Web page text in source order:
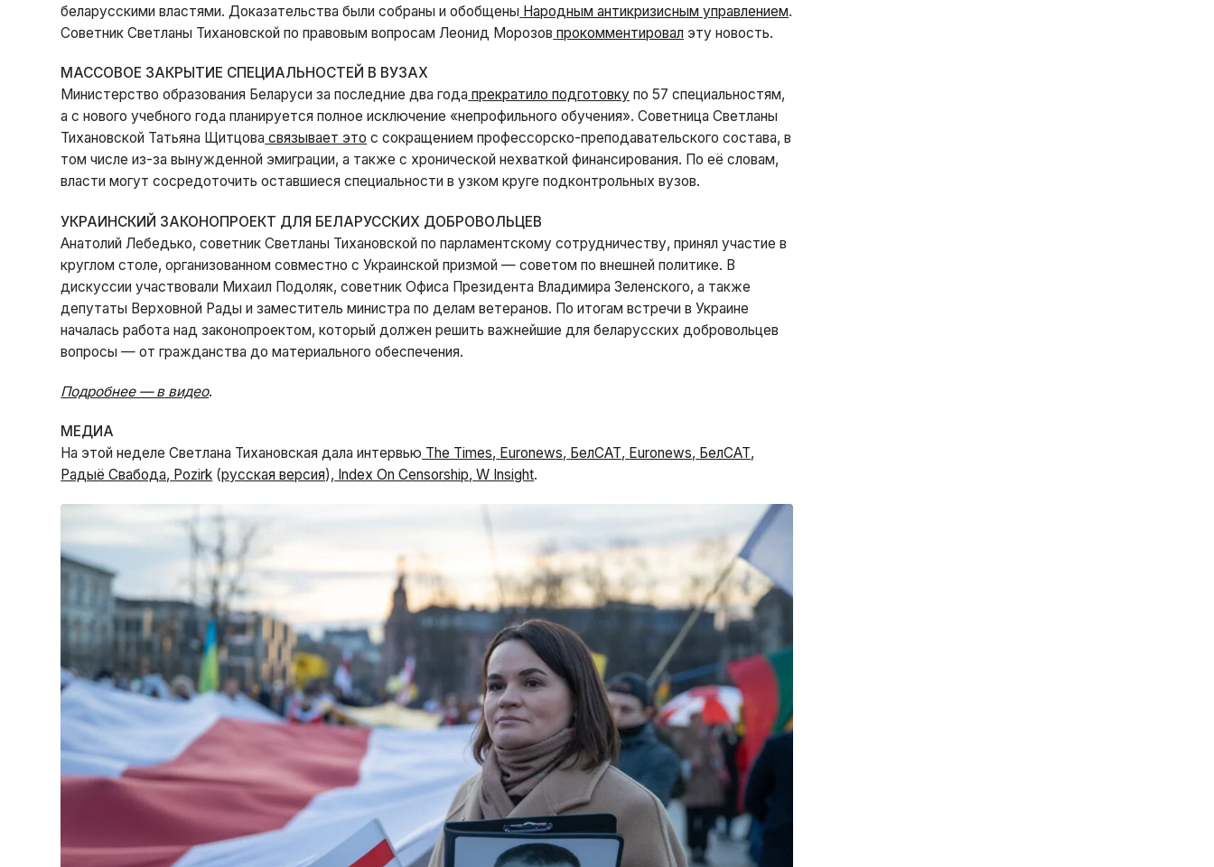
беларусскими властями. Доказательства были собраны и обобщены Народным антикризисным управлением.
Советник Светланы Тихановской по правовым вопросам Леонид Морозов прокомментировал эту новость.
МАССОВОЕ ЗАКРЫТИЕ СПЕЦИАЛЬНОСТЕЙ В ВУЗАХ
Министерство образования Беларуси за последние два года прекратило подготовку по 57 специальностям,
а с нового учебного года планируется полное исключение «непрофильного обучения». Советница Светланы
Тихановской Татьяна Щитцова связывает это с сокращением профессорско-преподавательского состава, в
том числе из-за вынужденной эмиграции, а также с хронической нехваткой финансирования. По её словам,
власти могут сосредоточить оставшиеся специальности в узком круге подконтрольных вузов.
УКРАИНСКИЙ ЗАКОНОПРОЕКТ ДЛЯ БЕЛАРУССКИХ ДОБРОВОЛЬЦЕВ
Анатолий Лебедько, советник Светланы Тихановской по парламентскому сотрудничеству, принял участие в
круглом столе, организованном совместно с Украинской призмой — советом по внешней политике. В
дискуссии участвовали Михаил Подоляк, советник Офиса Президента Владимира Зеленского, а также
депутаты Верховной Рады и заместитель министра по делам ветеранов. По итогам встречи в Украине
началась работа над законопроектом, который должен решить важнейшие для беларусских добровольцев
вопросы — от гражданства до материального обеспечения.
Подробнее — в видео.
МЕДИА
На этой неделе Светлана Тихановская дала интервью The Times, Euronews, БелСАТ, Euronews, БелСАТ,
Радыё Свабода, Pozirk (русская версия), Index On Censorship, W Insight.